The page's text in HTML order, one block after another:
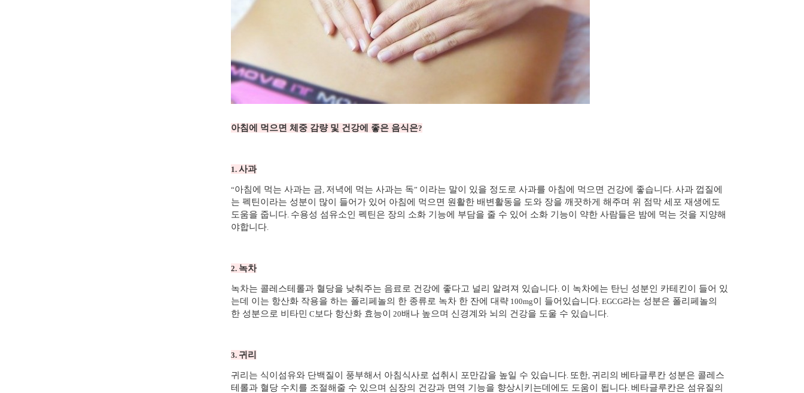
아침에 먹으면 체중 감량 및 건강에 좋은 음식은?
1. 사과
“아침에 먹는 사과는 금 저녁에 먹는 사과는 독” 이라는 말이 있을 정도로 사과를 아침에 먹으면 건강에 좋습니다 사과 껍질에
는 펙틴이라는 성분이 많이 들어가 있어 아침에 먹으면 원활한 배변활동을 도와 장을 깨끗하게 해주며 위 점막 세포 재생에도
도움을 줍니다 수용성 섬유소인 펙틴은 장의 소화 기능에 부담을 줄 수 있어 소화 기능이 약한 사람들은 밤에 먹는 것을 지양해
야합니다
2. 녹차
녹차는 콜레스테롤과 혈당을 낮춰주는 음료로 건강에 좋다고 널리 알려져 있습니다 이 녹차에는 탄닌 성분인 카테킨이 들어 있
는데 이는 항산화 작용을 하는 폴리페놀의 한 종류로 녹차 한 잔에 대략 100mg이 들어있습니다 . EGCG라는 성분은 폴리페놀의
한 성분으로 비타민 C 보다 항산화 효능이 20배나 높으며 신경계와 뇌의 건강을 도울 수 있습니다
3. 귀리
귀리는 식이섬유와 단백질이 풍부해서 아침식사로 섭취시 포만감을 높일 수 있습니다 또한 귀리의 베타글루칸 성분은 콜레스
테롤과 혈당 수치를 조절해줄 수 있으며 심장의 건강과 면역 기능을 향상시키는데에도 도움이 됩니다 베타글루칸은 섬유질의